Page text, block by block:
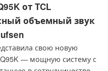
от TCL
объемный звук
свою новую
— мощную систему с